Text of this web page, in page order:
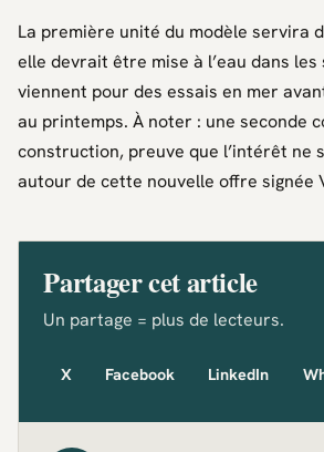
La première unité du modèle servira
elle devrait être mise à l’eau dans les
viennent pour des essais en mer
au printemps. À noter : une seconde
construction, preuve que l’intérêt ne
autour de cette nouvelle offre signée
Partager cet article
Un partage = plus de lecteurs.
X Facebook LinkedIn